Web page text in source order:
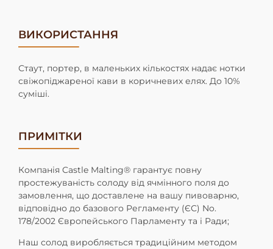
ВИКОРИСТАННЯ
Стаут, портер, в маленьких кількостях надає нотки
свіжопіджареної кави в коричневих елях. До 10%
суміші.
ПРИМІТКИ
Компанія Castle Malting® гарантує повну
простежуваність солоду від ячмінного поля до
замовлення, що доставлене на вашу пивоварню,
відповідно до базового Регламенту (ЄС) No.
178/2002 Європейського Парламенту та і Ради;
Наш солод виробляється традиційним методом